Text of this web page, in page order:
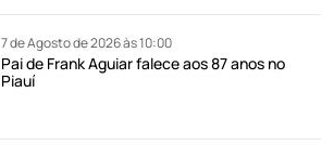
7 de Agosto de 2026 às 10:00
Pai de Frank Aguiar falece aos 87 anos no
Piauí